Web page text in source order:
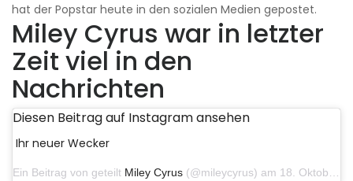
hat der Popstar heute in den sozialen Medien gepostet.
Miley Cyrus war in letzter
Zeit viel in den
Nachrichten
Diesen Beitrag auf Instagram ansehen
Ihr neuer Wecker
Ein Beitrag von geteilt Miley Cyrus (@mileycyrus) am 18. Oktober 2019 um 19:03 Uhr PDT